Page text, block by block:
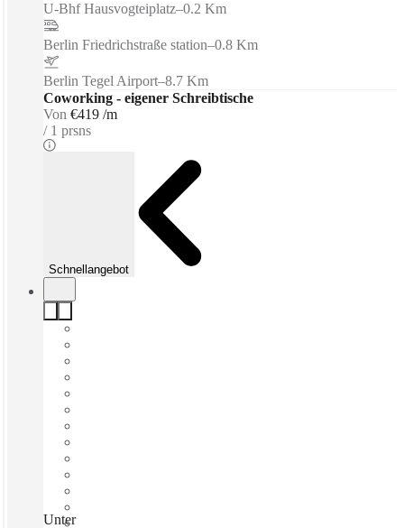
U-Bhf Hausvogteiplatz–0.2 Km
Berlin Friedrichstraße station–0.8 Km
Berlin Tegel Airport–8.7 Km
Coworking - eigener Schreibtische
Von €419 /m
1 prsns
Schnellangebot
Unter den Linden, Berlin, 10117